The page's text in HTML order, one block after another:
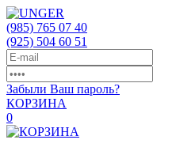
(985) 765 07 40
(925) 504 60 51
Забыли Ваш пароль?
КОРЗИНА
0